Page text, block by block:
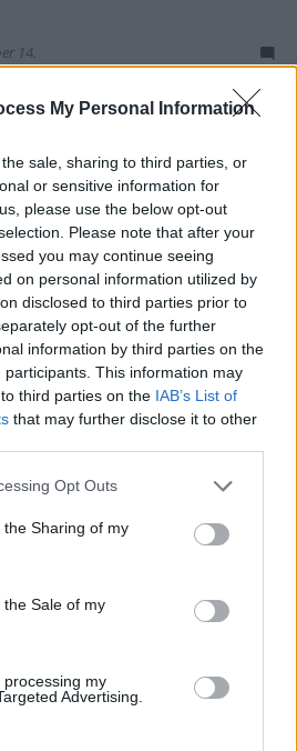
My Personal Information
sale, sharing to third parties, or
or sensitive information for
please use the below opt-out
Please note that after your
you may continue seeing
on personal information utilized by
disclosed to third parties prior to
opt-out of the further
information by third parties on the
participants. This information may
third parties on the IAB’s List of
that may further disclose it to other
app uses one or more Google
usage behaviour. You may click to
Google and its third-party tags to
purposes in below Google
Opt Outs
Sharing of my
Sale of my
my
Advertising.
14.
nyolc rendező közös
– Kritikák A
kínálja magát evidensen